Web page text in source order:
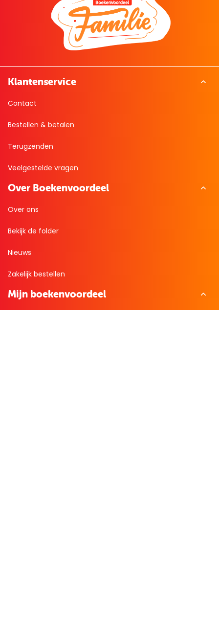
Klantenservice
Contact
Bestellen & betalen
Terugzenden
Veelgestelde vragen
Over Boekenvoordeel
Over ons
Bekijk de folder
Nieuws
Zakelijk bestellen
Mijn boekenvoordeel